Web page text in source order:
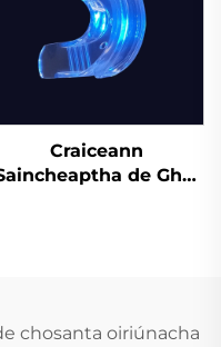
Craiceann
de Ghel
chosanta oiriúnacha